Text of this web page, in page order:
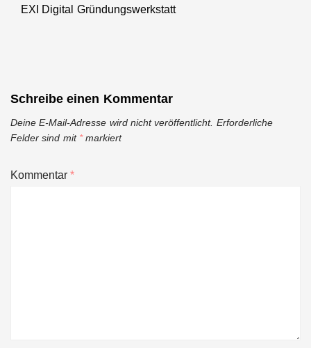
Next
EXI Digital Gründungswerkstatt
Schreibe einen Kommentar
Deine E-Mail-Adresse wird nicht veröffentlicht. Erforderliche
Felder sind mit *markiert
Kommentar*